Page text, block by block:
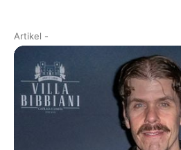
Artikel -